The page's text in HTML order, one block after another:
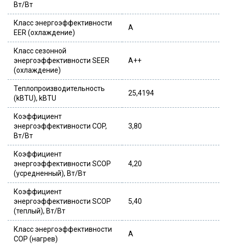
Вт/Вт
Класс энергоэффективности
EER (охлаждение)
A
Класс сезонной
энергоэффективности SEER
(охлаждение)
A++
Теплопроизводительность
(kBTU), kBTU
25,4194
Коэффициент
энергоэффективности COP,
Вт/Вт
3,80
Коэффициент
энергоэффективности SCOP
(усредненный), Вт/Вт
4,20
Коэффициент
энергоэффективности SCOP
(теплый), Вт/Вт
5,40
Класс энергоэффективности
COP (нагрев)
A